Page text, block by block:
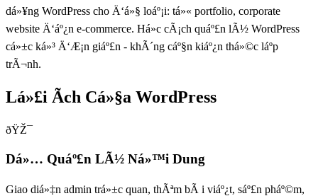
dá»¥ng WordPress cho Ä‘á»§ loáº¡i: tá»« portfolio, corporate
website Ä‘áº¿n e-commerce. Há»c cÃ¡ch quáº£n lÃ½ WordPress
cá»±c ká»³ Ä‘Æ¡n giáº£n - khÃ´ng cáº§n kiáº¿n thá»©c láº­p
trÃ¬nh.
Lá»£i Ãch Cá»§a WordPress
ðŸŽ¯
Dá»… Quáº£n LÃ½ Ná»™i Dung
Giao diá»‡n admin trá»±c quan, thÃªm bÃ i viáº¿t, sáº£n pháº©m,